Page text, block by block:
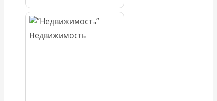
Недвижимость